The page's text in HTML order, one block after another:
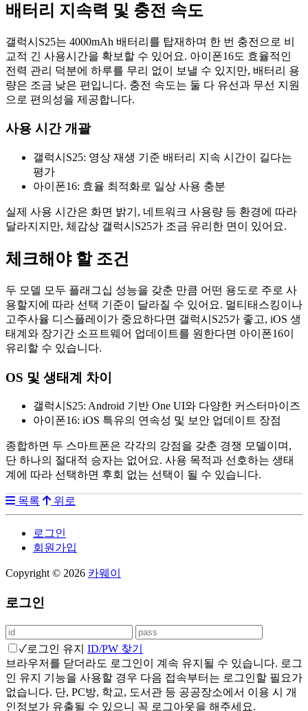
배터리 지속력 및 충전 속도
갤럭시S25는 4000mAh 배터리를 탑재하며 한 번 충전으로 비
교적 긴 사용시간을 확보할 수 있어요. 아이폰16도 효율적인
전력 관리 덕분에 하루를 무리 없이 보낼 수 있지만, 배터리 용
량은 조금 낮은 편입니다. 충전 속도는 둘 다 유선과 무선 지원
으로 편의성을 제공합니다.
사용 시간 개괄
갤럭시S25: 영상 재생 기준 배터리 지속 시간이 길다는
평가
아이폰16: 효율 최적화로 일상 사용 충분
실제 사용 시간은 화면 밝기, 네트워크 사용량 등 환경에 따라
달라지지만, 체감상 갤럭시S25가 조금 유리한 면이 있어요.
체크해야 할 조건
두 모델 모두 플래그십 성능을 갖춘 만큼 어떤 용도로 주로 사
용할지에 따라 선택 기준이 달라질 수 있어요. 멀티태스킹이나
고주사율 디스플레이가 중요하다면 갤럭시S25가 좋고, iOS 생
태계와 장기간 소프트웨어 업데이트를 원한다면 아이폰16이
유리할 수 있습니다.
OS 및 생태계 차이
갤럭시S25: Android 기반 One UI와 다양한 커스터마이즈
아이폰16: iOS 특유의 연속성 및 보안 업데이트 장점
종합하면 두 스마트폰은 각각의 강점을 갖춘 경쟁 모델이며,
단 하나의 절대적 승자는 없어요. 사용 목적과 선호하는 생태
계에 따라 선택하면 후회 없는 선택이 될 수 있습니다.
목록 위로
로그인
회원가입
Copyright © 2026 카웨이
로그인
✓로그인 유지 ID/PW 찾기
브라우저를 닫더라도 로그인이 계속 유지될 수 있습니다. 로그
인 유지 기능을 사용할 경우 다음 접속부터는 로그인할 필요가
없습니다. 단, PC방, 학교, 도서관 등 공공장소에서 이용 시 개
인정보가 유출될 수 있으니 꼭 로그아웃을 해주세요.